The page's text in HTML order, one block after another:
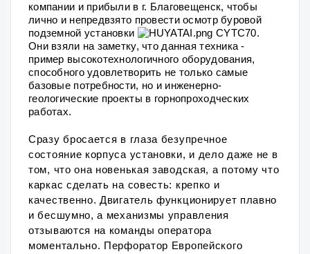
компании и прибыли в г. Благовещенск, чтобы
лично и непредвзято провести осмотр буровой
подземной установки
CYTC70.
Они взяли на заметку, что данная техника -
пример высокотехнологичного оборудования,
способного удовлетворить не только самые
базовые потребности, но и инженерно-
геологические проекты в горнопроходческих
работах.
Сразу бросается в глаза безупречное
состояние корпуса установки, и дело даже не в
том, что она новенькая заводская, а потому что
каркас сделать на совесть: крепко и
качественно. Двигатель функционирует плавно
и бесшумно, а механизмы управления
отзываются на команды оператора
моментально. Перфоратор Европейского